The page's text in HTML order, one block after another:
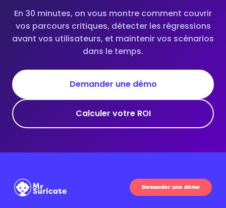
En 30 minutes, on vous montre comment couvrir
vos parcours critiques, détecter les régressions
avant vos utilisateurs, et maintenir vos scénarios
dans le temps.
Demander une démo
Calculer votre ROI
Demander une démo